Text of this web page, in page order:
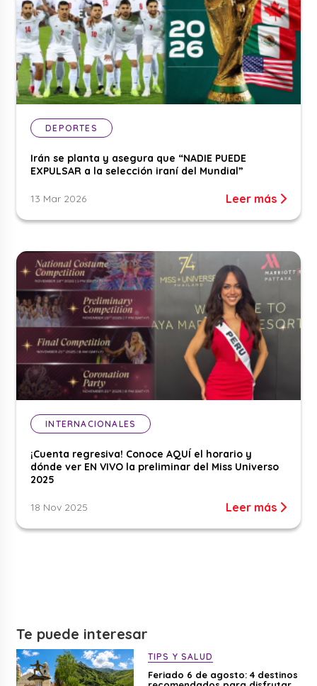
DEPORTES
Irán se planta y asegura que “NADIE PUEDE
EXPULSAR a la selección iraní del Mundial”
13 Mar 2026 Leer más
INTERNACIONALES
¡Cuenta regresiva! Conoce AQUÍ el horario y
dónde ver EN VIVO la preliminar del Miss Universo
2025
18 Nov 2025 Leer más
Te puede interesar
TIPS Y SALUD
Feriado 6 de agosto: 4 destinos